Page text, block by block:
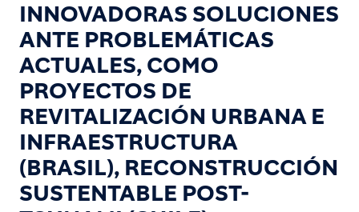
INNOVADORAS SOLUCIONES
ANTE PROBLEMÁTICAS
ACTUALES, COMO
PROYECTOS DE
REVITALIZACIÓN URBANA E
INFRAESTRUCTURA
(BRASIL), RECONSTRUCCIÓN
SUSTENTABLE POST-